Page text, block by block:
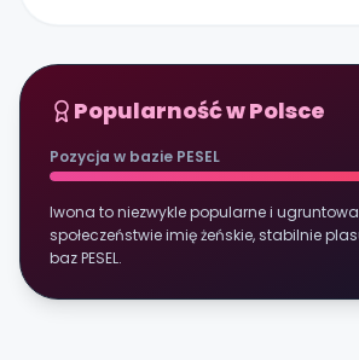
Popularność w Polsce
Pozycja w bazie PESEL
Iwona to niezwykle popularne i
społeczeństwie imię żeńskie, stabilnie
baz PESEL.